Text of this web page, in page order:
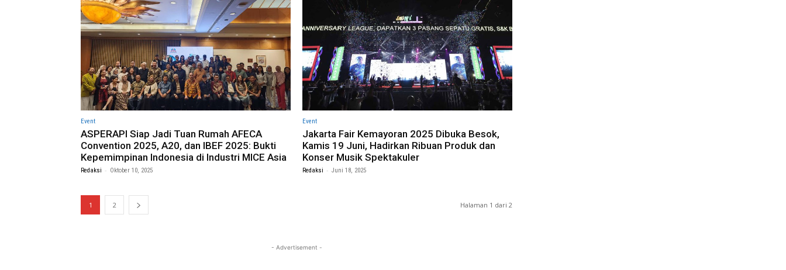
Event
ASPERAPI Siap Jadi Tuan Rumah AFECA
Convention 2025, A20, dan IBEF 2025: Bukti
Kepemimpinan Indonesia di Industri MICE Asia
Redaksi - Oktober 10, 2025
Event
Jakarta Fair Kemayoran 2025 Dibuka Besok,
Kamis 19 Juni, Hadirkan Ribuan Produk dan
Konser Musik Spektakuler
Redaksi - Juni 18, 2025
1 2 Halaman 1 dari 2
- Advertisement -